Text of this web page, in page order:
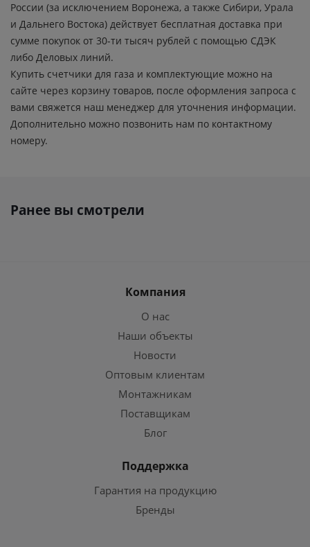
России (за исключением Воронежа, а также Сибири, Урала
и Дальнего Востока) действует бесплатная доставка при
сумме покупок от 30-ти тысяч рублей с помощью СДЭК
либо Деловых линий.
Купить счетчики для газа и комплектующие можно на
сайте через корзину товаров, после оформления запроса с
вами свяжется наш менеджер для уточнения информации.
Дополнительно можно позвонить нам по контактному
номеру.
Ранее вы смотрели
Компания
О нас
Наши объекты
Новости
Оптовым клиентам
Монтажникам
Поставщикам
Блог
Поддержка
Гарантия на продукцию
Бренды